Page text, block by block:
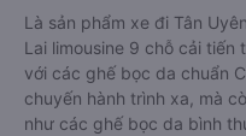
Là sản phẩm xe đi Tân
Lai limousine 9 chỗ cải
với các ghế bọc da chuẩn
chuyến hành trình xa, mà
như các ghế bọc da bình